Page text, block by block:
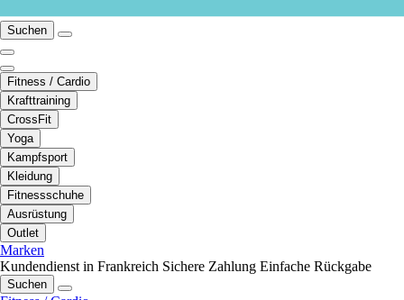
Suchen
Fitness / Cardio
Krafttraining
CrossFit
Yoga
Kampfsport
Kleidung
Fitnessschuhe
Ausrüstung
Outlet
Marken
Kundendienst in Frankreich Sichere Zahlung Einfache Rückgabe
Suchen